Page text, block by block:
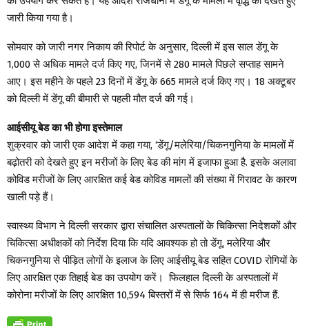
जारी किया गया है।
सोमवार को जारी नगर निकाय की रिपोर्ट के अनुसार, दिल्ली में इस साल डेंगू के
1,000 से अधिक मामले दर्ज किए गए, जिनमें से 280 मामले पिछले सप्ताह सामने
आए। इस महीने के पहले 23 दिनों में डेंगू के 665 मामले दर्ज किए गए। 18 अक्टूबर
को दिल्ली में डेंगू की बीमारी से पहली मौत दर्ज की गई।
आईसीयू बेड का भी होगा इस्तेमाल
शुक्रवार को जारी एक आदेश में कहा गया, ‘डेंगू/मलेरिया/चिकनगुनिया के मामलों में
बढ़ोतरी को देखते हुए इन मरीजों के लिए बेड की मांग में इजाफा हुआ है. इसके अलावा
कोविड मरीजों के लिए आरक्षित कई बेड कोविड मामलों की संख्या में गिरावट के कारण
खाली पड़े हैं।
स्वास्थ्य विभाग ने दिल्ली सरकार द्वारा संचालित अस्पतालों के चिकित्सा निदेशकों और
चिकित्सा अधीक्षकों को निर्देश दिया कि यदि आवश्यक हो तो डेंगू, मलेरिया और
चिकनगुनिया से पीड़ित लोगों के इलाज के लिए आईसीयू बेड सहित COVID रोगियों के
लिए आरक्षित एक तिहाई बेड का उपयोग करें। फिलहाल दिल्ली के अस्पतालों में
कोरोना मरीजों के लिए आरक्षित 10,594 बिस्तरों में से सिर्फ 164 में ही मरीज हैं.